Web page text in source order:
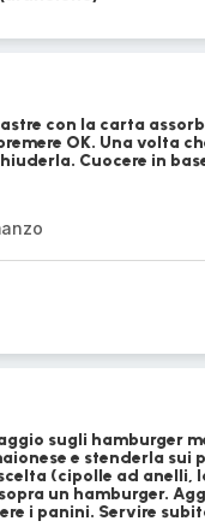
con la carta
OK. Una volta
Cuocere in
sugli hamburger
e stenderla
(cipolle ad anelli,
un hamburger.
i panini. Servire